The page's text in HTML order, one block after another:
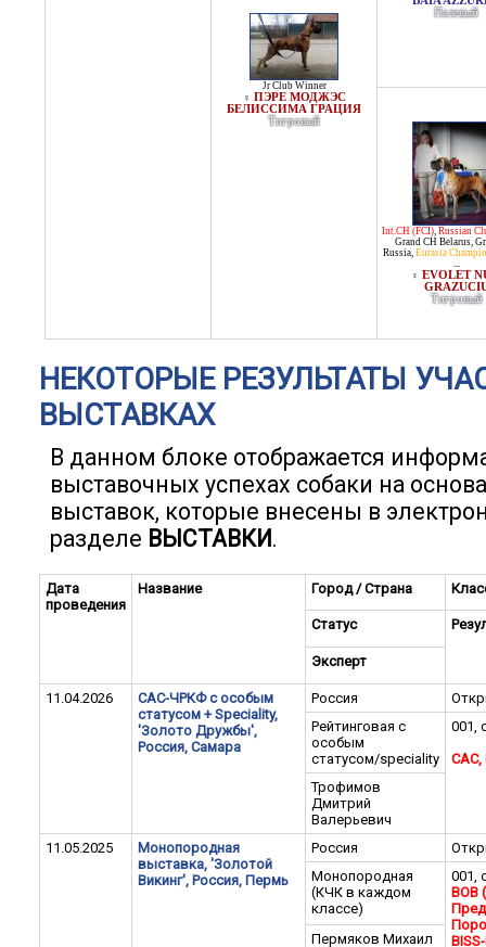
Jr Club Winner
♀ ПЭРЕ МОДЖЭС
БЕЛИССИМА ГРАЦИЯ
Тигровый
Палевый
Int.CH (FCI), Russian
Grand CH Belarus,
Russia, Eurasia
...
♀ EVOLET
Тигровый
НЕКОТОРЫЕ РЕЗУЛЬТАТЫ
ВЫСТАВКАХ
В данном блоке отображается
выставочных успехах собаки на
выставок, которые внесены в
разделе ВЫСТАВКИ.
Дата
проведения
Название Город / Страна
Статус
Эксперт
11.04.2026
САС-ЧРКФ с особым
статусом + Speciality,
'Золото Дружбы',
Россия, Самара
Россия
Рейтинговая с
особым
статусом/speciality
001,
Трофимов
Дмитрий
Валерьевич
11.05.2025
Монопородная
выставка, 'Золотой
Викинг', Россия, Пермь
Россия
Монопородная
(КЧК в каждом
классе)
001,
BOB
Пермяков Михаил